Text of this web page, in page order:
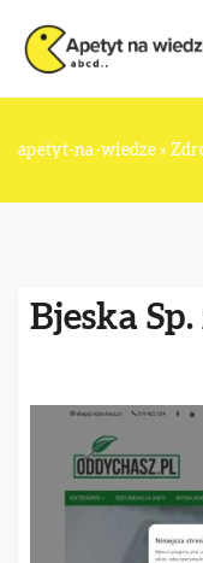
apetyt-na-wiedze»
Bjeska Sp.